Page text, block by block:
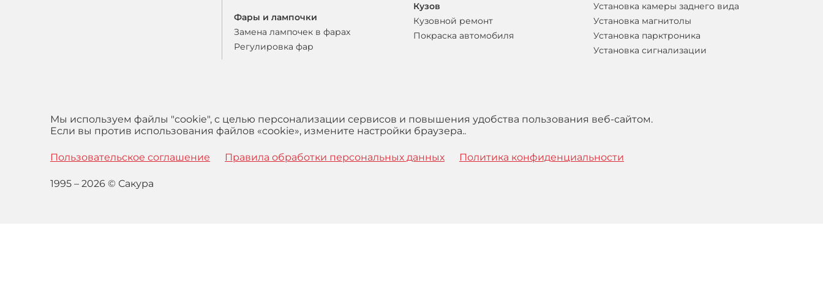
Фары и лампочки
Замена лампочек в фарах
Регулировка фар
Кузов
Кузовной ремонт
Покраска автомобиля
Установка камеры заднего вида
Установка магнитолы
Установка парктроника
Установка сигнализации
Мы используем файлы "cookie", с целью персонализации сервисов и повышения удобства пользования веб-сайтом.
Если вы против использования файлов «cookie», измените настройки браузера..
Пользовательское соглашение Правила обработки персональных данных Политика конфиденциальности
1995 – 2026 © Сакура